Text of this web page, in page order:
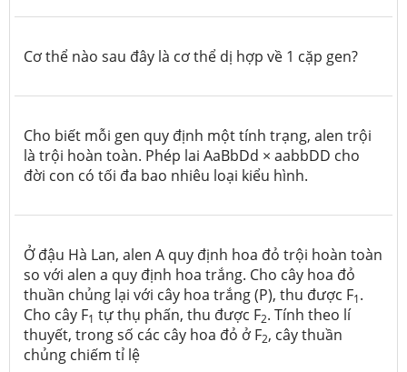
Cơ thể nào sau đây là cơ thể dị hợp về 1 cặp gen?
Cho biết mỗi gen quy định một tính trạng, alen trội
là trội hoàn toàn. Phép lai AaBbDd × aabbDD cho
đời con có tối đa bao nhiêu loại kiểu hình.
Ở đậu Hà Lan, alen A quy định hoa đỏ trội hoàn toàn
so với alen a quy định hoa trắng. Cho cây hoa đỏ
thuần chủng lại với cây hoa trắng (P), thu được F1.
Cho cây F1 tự thụ phấn, thu được F2. Tính theo lí
thuyết, trong số các cây hoa đỏ ở F2, cây thuần
chủng chiếm tỉ lệ